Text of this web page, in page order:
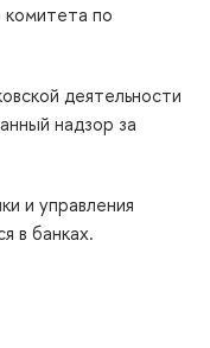
комитета по
деятельности
надзор за
и управления
в банках.